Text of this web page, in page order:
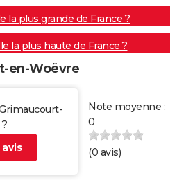
la plus grande de France ?
la plus haute de France ?
en-Woëvre
Note moyenne :
0
(0 avis)